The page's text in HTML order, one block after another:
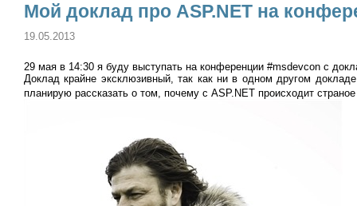
Мой доклад про ASP.NET на
19.05.2013
29 мая в 14:30 я буду выступать на конференции #msdevcon c
Доклад крайне эксклюзивный, так как ни в одном другом
планирую рассказать о том, почему с ASP.NET происходит